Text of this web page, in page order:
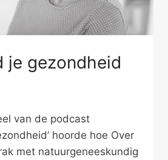
je gezondheid
van de podcast
hoorde hoe Over
met natuurgeneeskundig